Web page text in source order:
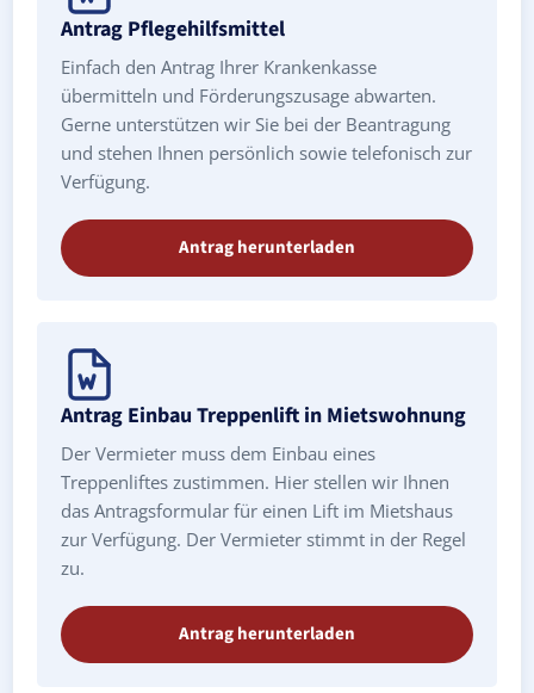
Antrag Pflegehilfsmittel
Einfach den Antrag Ihrer Krankenkasse
übermitteln und Förderungszusage abwarten.
Gerne unterstützen wir Sie bei der Beantragung
und stehen Ihnen persönlich sowie telefonisch zur
Verfügung.
Antrag herunterladen
Antrag Einbau Treppenlift in Mietswohnung
Der Vermieter muss dem Einbau eines
Treppenliftes zustimmen. Hier stellen wir Ihnen
das Antragsformular für einen Lift im Mietshaus
zur Verfügung. Der Vermieter stimmt in der Regel
zu.
Antrag herunterladen